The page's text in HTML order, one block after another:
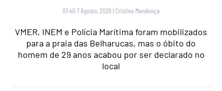
07:40 7 Agosto, 2026 | Cristina Mendonça
VMER, INEM e Polícia Marítima foram mobilizados
para a praia das Belharucas, mas o óbito do
homem de 29 anos acabou por ser declarado no
local